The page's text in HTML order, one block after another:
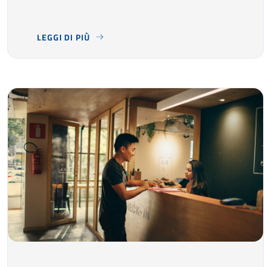
LEGGI DI PIÙ
TRA STABILIMENTI TERMALI, SPA, CENTRI BENESSERE